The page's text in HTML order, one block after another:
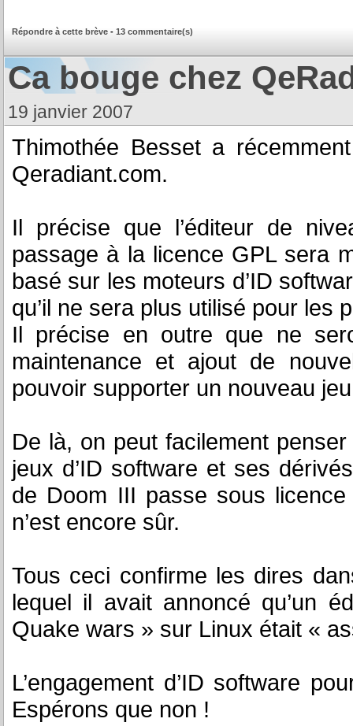
Répondre à cette brève - 13 commentaire(s)
Ca bouge chez
19 janvier 2007
Thimothée Besset a
Qeradiant.com.
Il précise que l’éditeur de
passage à la licence GPL sera
basé sur les moteurs d’ID
qu’il ne sera plus utilisé pour les
Il précise en outre que ne
maintenance et ajout de
pouvoir supporter un nouveau
De là, on peut facilement
jeux d’ID software et ses
de Doom III passe sous
n’est encore sûr.
Tous ceci confirme les dires
lequel il avait annoncé qu’un
Quake wars » sur Linux était «
L’engagement d’ID software
Espérons que non !